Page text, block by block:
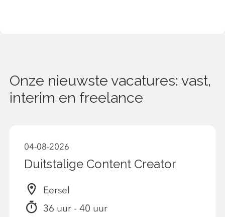
Onze nieuwste vacatures: vast,
interim en freelance
04-08-2026
Duitstalige Content Creator
Eersel
36 uur - 40 uur